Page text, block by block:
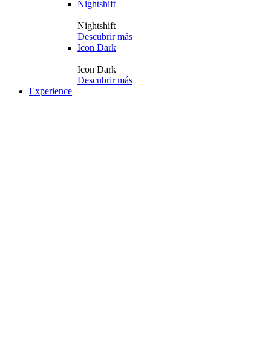
Nightshift
Nightshift
Descubrir más
Icon Dark
Icon Dark
Descubrir más
Experience